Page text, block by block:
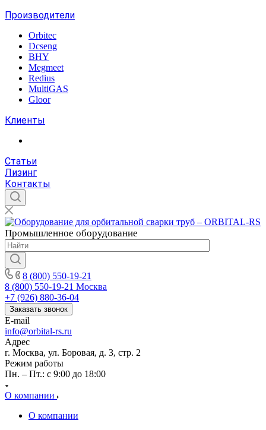
Производители
Orbitec
Dcseng
BHY
Megmeet
Redius
MultiGAS
Gloor
Клиенты
Статьи
Лизинг
Контакты
Промышленное оборудование
8 (800) 550-19-21
8 (800) 550-19-21 Москва
+7 (926) 880-36-04
Заказать звонок
E-mail
info@orbital-rs.ru
Адрес
г. Москва, ул. Боровая, д. 3, стр. 2
Режим работы
Пн. – Пт.: с 9:00 до 18:00
О компании
О компании